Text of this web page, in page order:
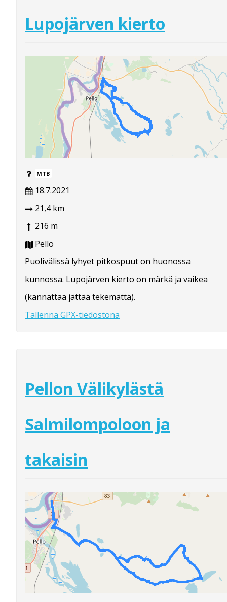
Lupojärven kierto
MTB
18.7.2021
21,4 km
216 m
Pello
Puolivälissä lyhyet pitkospuut on huonossa
kunnossa. Lupojärven kierto on märkä ja vaikea
(kannattaa jättää tekemättä).
Tallenna GPX-tiedostona
Pellon Välikylästä
Salmilompoloon ja
takaisin